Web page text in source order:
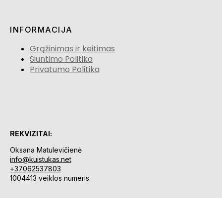
INFORMACIJA
Grąžinimas ir keitimas
Siuntimo Politika
Privatumo Politika
REKVIZITAI:
Oksana Matulevičienė
info@kuistukas.net
+37062537803
1004413 veiklos numeris.